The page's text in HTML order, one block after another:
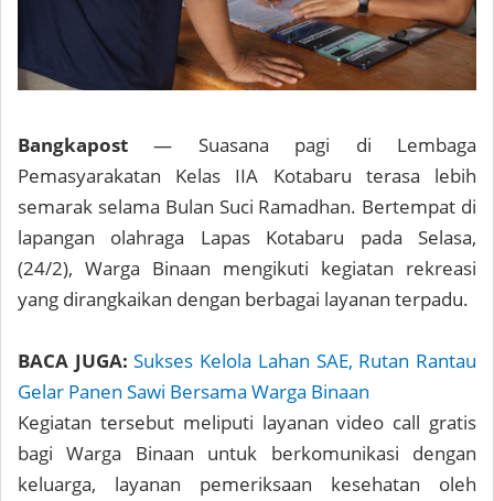
Bangkapost— Suasana pagi di Lembaga
Pemasyarakatan Kelas IIA Kotabaru terasa lebih
semarak selama Bulan Suci Ramadhan. Bertempat di
lapangan olahraga Lapas Kotabaru pada Selasa,
(24/2), Warga Binaan mengikuti kegiatan rekreasi
yang dirangkaikan dengan berbagai layanan terpadu.
BACA JUGA: Sukses Kelola Lahan SAE, Rutan Rantau
Gelar Panen Sawi Bersama Warga Binaan
Kegiatan tersebut meliputi layanan video call gratis
bagi Warga Binaan untuk berkomunikasi dengan
keluarga, layanan pemeriksaan kesehatan oleh